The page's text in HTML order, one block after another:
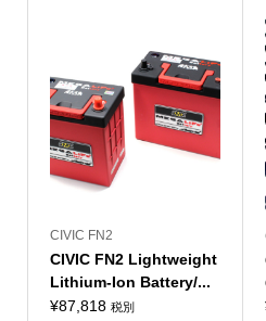
CIVIC FN2
CIVIC FN2 Lightweight
Lithium-Ion Battery/...
¥87,818 税別